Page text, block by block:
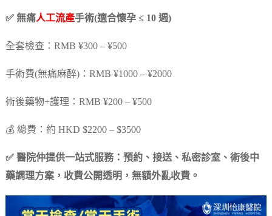
✅ 無痛人工流產手術(適合懷孕 ≤ 10 週)
全套檢查：RMB ¥300 – ¥500
手術費(無痛麻醉)：RMB ¥1000 – ¥2000
術後藥物+護理：RMB ¥200 – ¥500
💰 總費：約 HKD $2200 – $3500
✅ 醫院仲提供一站式服務：預約、接送、私密診室、術後中
藥調理方案，收費公開透明，無額外亂收費。